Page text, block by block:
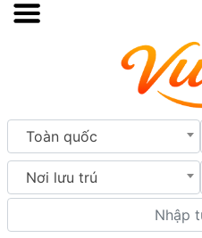
Toàn quốc
Nơi lưu trú